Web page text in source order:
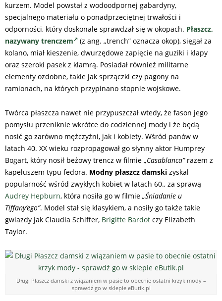
kurzem. Model powstał z wodoodpornej gabardyny,
specjalnego materiału o ponadprzeciętnej trwałości i
odporności, który doskonale sprawdzał się w okopach. Płaszcz,
nazywany trenczem
(z ang. „trench” oznacza okop), sięgał za
kolano, miał kieszenie, dwurzędowe zapięcie na guziki i klapy
oraz szeroki pasek z klamrą. Posiadał również militarne
elementy ozdobne, takie jak sprzączki czy pagony na
ramionach, na których przypinano stopnie wojskowe.
Twórca płaszcza nawet nie przypuszczał wtedy, że fason jego
pomysłu przeniknie wkrótce do codziennej mody i że będą
nosić go zarówno mężczyźni, jak i kobiety. Wśród panów w
latach 40. XX wieku rozpropagował go słynny aktor Humprey
Bogart, który nosił beżowy trencz w filmie „Casablanca”razem z
kapeluszem typu fedora. Modny płaszcz damski zyskal
popularność wśród zwykłych kobiet w latach 60., za sprawą
Audrey Hepburn, która nosiła go w filmie „Śniadanie u
Tiffany’ego”. Model stał się klasykiem, a nosiły go także takie
gwiazdy jak Claudia Schiffer, Brigitte Bardot czy Elizabeth
Taylor.
Długi Płaszcz damski z wiązaniem w pasie to obecnie ostatni krzyk mody –
sprawdź go w sklepie eButik.pl